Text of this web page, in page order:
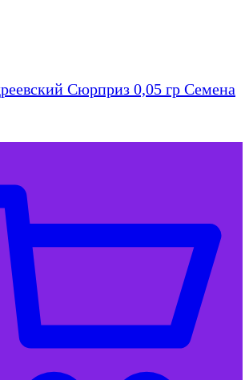
Сюрприз 0,05 гр Семена